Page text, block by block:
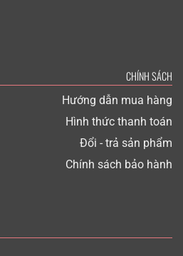
CHÍNH SÁCH
Hướng dẫn mua hàng
Hình thức thanh toán
Đổi - trả sản phẩm
Chính sách bảo hành